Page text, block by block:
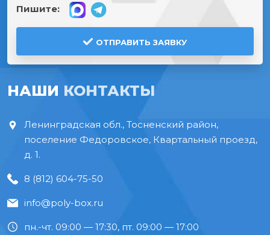
Пишите:
ОТПРАВИТЬ ЗАЯВКУ
НАШИ КОНТАКТЫ
Ленинградская обл., Тосненский район,
поселение Федоровское, Квартальный проезд,
д. 1.
8 (812) 604-75-50
info@poly-box.ru
пн.-чт. 09:00 — 17:30, пт. 09:00 — 17:00